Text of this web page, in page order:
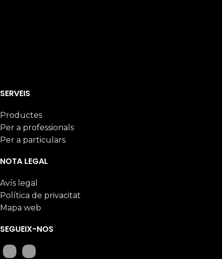
SERVEIS
Productes
Per a professionals
Per a particulars
NOTA LEGAL
Avís legal
Política de privacitat
Mapa web
SEGUEIX-NOS